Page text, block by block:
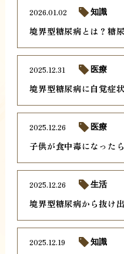
境界型糖尿病とは？糖
2026.01.02 知識
境界型糖尿病に自覚症
2025.12.31 医療
子供が食中毒になった
2025.12.26 医療
境界型糖尿病から抜け
2025.12.26 生活
2025.12.19 知識